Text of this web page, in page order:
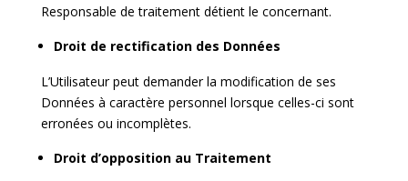
Responsable de traitement détient le concernant.
Droit de rectification des Données
L’Utilisateur peut demander la modification de ses
Données à caractère personnel lorsque celles-ci sont
erronées ou incomplètes.
Droit d’opposition au Traitement